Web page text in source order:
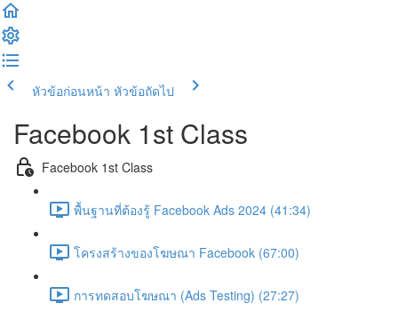
หัวข้อก่อนหน้า หัวข้อถัดไป
Facebook 1st Class
Facebook 1st Class
พื้นฐานที่ต้องรู้ Facebook Ads 2024 (41:34)
โครงสร้างของโฆษณา Facebook (67:00)
การทดสอบโฆษณา (Ads Testing) (27:27)